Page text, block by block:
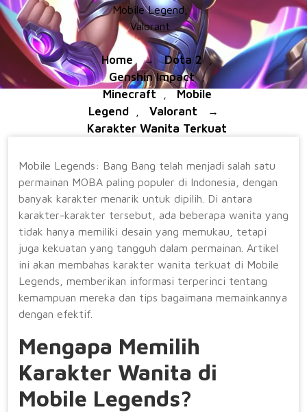
Mobile Legend
Valorant
Home → Dota 2 ,
Genshin Impact ,
Minecraft
Mobile
Legend
Valorant →
Karakter Wanita Terkuat
Mobile Legends: Bang Bang telah menjadi salah satu
permainan MOBA paling populer di Indonesia, dengan
banyak karakter menarik untuk dipilih. Di antara
karakter-karakter tersebut, ada beberapa wanita yang
tidak hanya memiliki desain yang memukau, tetapi
juga kekuatan yang tangguh dalam permainan. Artikel
ini akan membahas karakter wanita terkuat di Mobile
Legends, memberikan informasi terperinci tentang
kemampuan mereka dan tips bagaimana memainkannya
dengan efektif.
Mengapa Memilih
Karakter Wanita di
Mobile Legends?